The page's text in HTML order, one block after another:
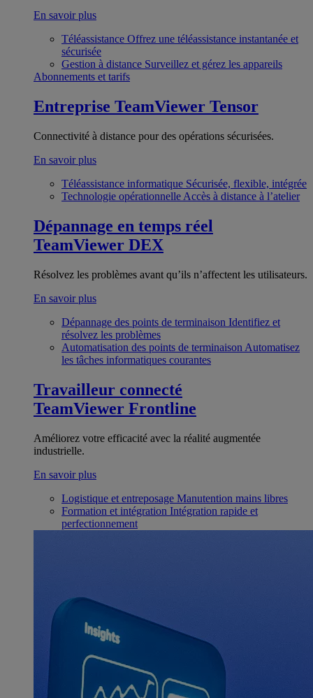
En savoir plus
Téléassistance Offrez une téléassistance instantanée et
sécurisée
Gestion à distance Surveillez et gérez les appareils
Abonnements et tarifs
Entreprise TeamViewer Tensor
Connectivité à distance pour des opérations sécurisées.
En savoir plus
Téléassistance informatique Sécurisée, flexible, intégrée
Technologie opérationnelle Accès à distance à l’atelier
Dépannage en temps réel
TeamViewer DEX
Résolvez les problèmes avant qu’ils n’affectent les utilisateurs.
En savoir plus
Dépannage des points de terminaison Identifiez et
résolvez les problèmes
Automatisation des points de terminaison Automatisez
les tâches informatiques courantes
Travailleur connecté
TeamViewer Frontline
Améliorez votre efficacité avec la réalité augmentée
industrielle.
En savoir plus
Logistique et entreposage Manutention mains libres
Formation et intégration Intégration rapide et
perfectionnement